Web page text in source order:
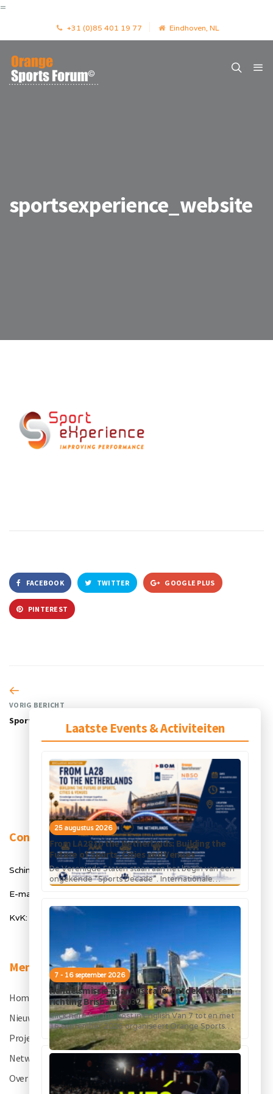
Laatste Events & Activiteiten
25 augustus 2026
From LA28 to the Netherlands: Building the
Future of Sports, Cities and Venues
De Verenigde Staten staan aan het begin van een
ongekende “Sports Decade”. Internationale
topsportevenementen en grote investeringen in
7 - 16 september 2026
Handelsmissie naar Australië: ontdek kansen
richting Brisbane 2032
Click here for the post in English Van 7 tot en met
16 september 2026 organiseert Orange Sports
Forum in...
=
+31 (0)85 401 19 77 Eindhoven, NL
sportsexperience_website
FACEBOOK TWITTER GOOGLE PLUS
PINTEREST
VORIG BERICHT
SporteXperience
Contact
Schimmelt 40, 5611 ZX Eindhoven
E-mail: info@orangesportsforum.com
KvK: 50334905
Menu
Home
Nieuws
Projecten
Netwerk
Over OSF